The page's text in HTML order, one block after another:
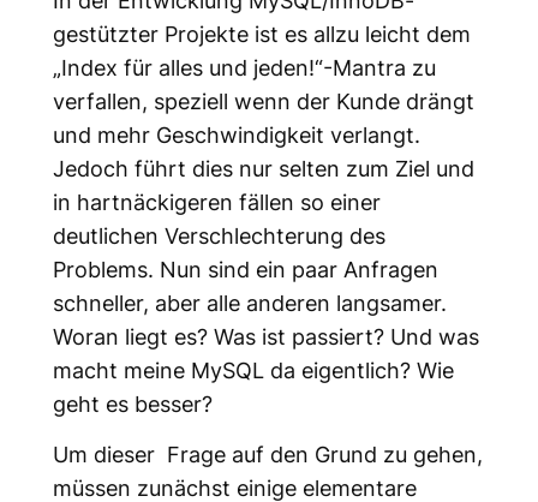
gestützter Projekte ist es allzu leicht dem
„Index für alles und jeden!“-Mantra zu
verfallen, speziell wenn der Kunde drängt
und mehr Geschwindigkeit verlangt.
Jedoch führt dies nur selten zum Ziel und
in hartnäckigeren fällen so einer
deutlichen Verschlechterung des
Problems. Nun sind ein paar Anfragen
schneller, aber alle anderen langsamer.
Woran liegt es? Was ist passiert? Und was
macht meine MySQL da eigentlich? Wie
geht es besser?
Um dieser Frage auf den Grund zu gehen,
müssen zunächst einige elementare